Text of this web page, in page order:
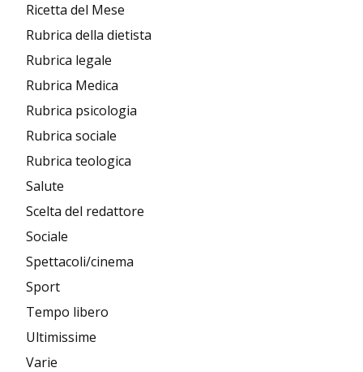
Ricetta del Mese
Rubrica della dietista
Rubrica legale
Rubrica Medica
Rubrica psicologia
Rubrica sociale
Rubrica teologica
Salute
Scelta del redattore
Sociale
Spettacoli/cinema
Sport
Tempo libero
Ultimissime
Varie